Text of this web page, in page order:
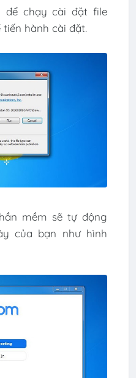
để chạy cài đặt file
hành cài đặt.
mềm sẽ tự động
của bạn như hình